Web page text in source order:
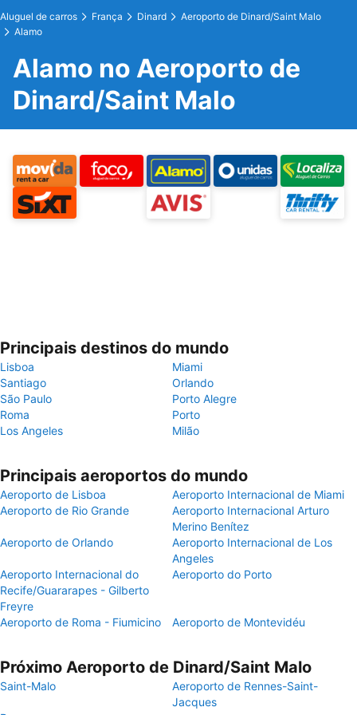
Aluguel de carros França Dinard
Aeroporto de Dinard/Saint Malo
Alamo
Alamo no Aeroporto de
Dinard/Saint Malo
Principais destinos do mundo
Lisboa
Miami
Santiago
Orlando
São Paulo
Porto Alegre
Roma
Porto
Los Angeles
Milão
Principais aeroportos do mundo
Aeroporto de Lisboa
Aeroporto Internacional de Miami
Aeroporto de Rio Grande
Aeroporto Internacional Arturo
Merino Benítez
Aeroporto de Orlando
Aeroporto Internacional de Los
Angeles
Aeroporto Internacional do
Recife/Guararapes - Gilberto
Freyre
Aeroporto do Porto
Aeroporto de Roma - Fiumicino Aeroporto de Montevidéu
Próximo Aeroporto de Dinard/Saint Malo
Saint-Malo
Aeroporto de Rennes-Saint-
Jacques